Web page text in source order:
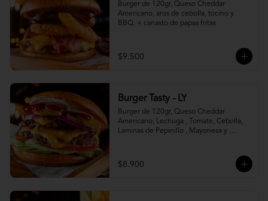
Burger de 120gr, Queso Cheddar
Americano, aros de cebolla, tocino y
BBQ. + canasto de papas fritas
$9.500
Burger Tasty - LY
Burger de 120gr, Queso Cheddar
Americano, Lechuga , Tomate, Cebolla,
Laminas de Pepinillo , Mayonesa y
$8.900